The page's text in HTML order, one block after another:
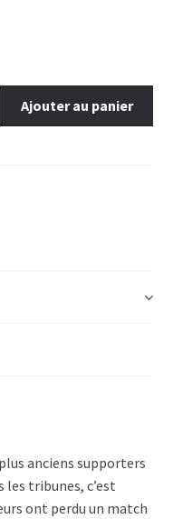
Ajouter au panier
anciens supporters
tribunes, c’est
ont perdu un match